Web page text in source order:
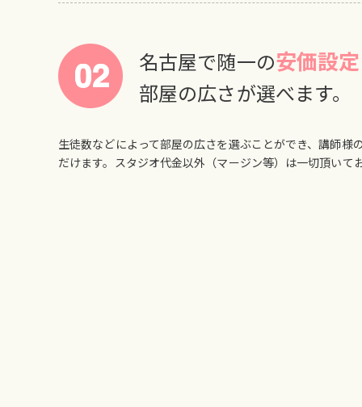
名古屋で随一の安価設
部屋の広さが選べます。
生徒数などによって部屋の広さを選ぶことができ、講師様
だけます。スタジオ代金以外（マージン等）は一切頂いて